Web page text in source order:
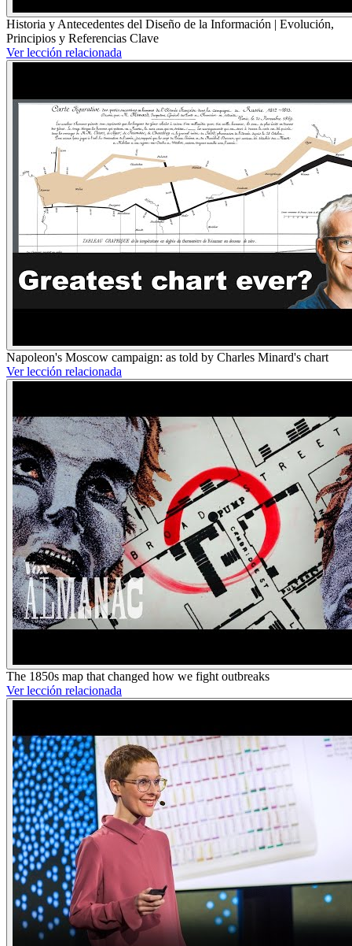
Historia y Antecedentes del Diseño de la Información | Evolución,
Principios y Referencias Clave
Ver lección relacionada
Napoleon's Moscow campaign: as told by Charles Minard's chart
Ver lección relacionada
The 1850s map that changed how we fight outbreaks
Ver lección relacionada